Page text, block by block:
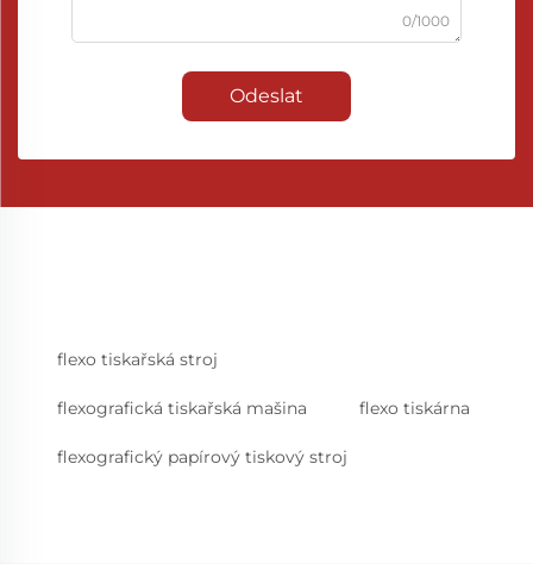
0/1000
Odeslat
flexo tiskařská stroj
flexografická tiskařská mašina flexo tiskárna
flexografický papírový tiskový stroj